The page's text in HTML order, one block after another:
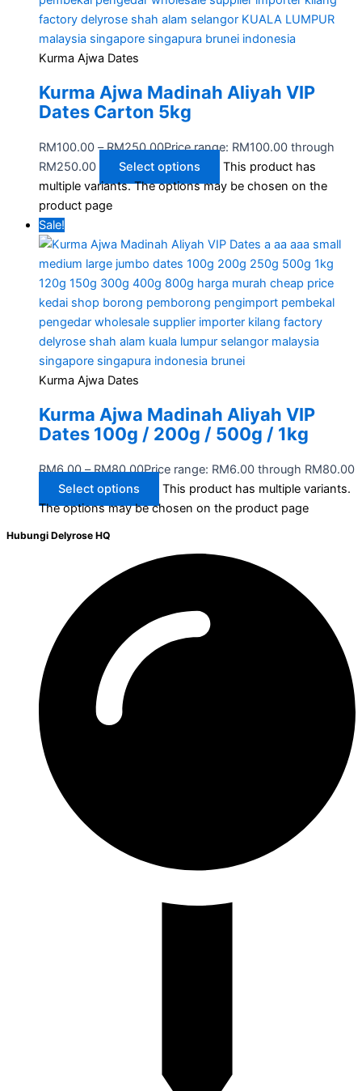
Kurma Ajwa Dates
Kurma Ajwa Madinah Aliyah VIP
Dates Carton 5kg
RM100.00 – RM250.00Price range: RM100.00 through
RM250.00
Select options
This product has
multiple variants. The options may be chosen on the
product page
Sale!
Kurma Ajwa Dates
Kurma Ajwa Madinah Aliyah VIP
Dates 100g / 200g / 500g / 1kg
RM6.00 – RM80.00Price range: RM6.00 through RM80.00
Select options
This product has multiple variants.
The options may be chosen on the product page
Hubungi Delyrose HQ